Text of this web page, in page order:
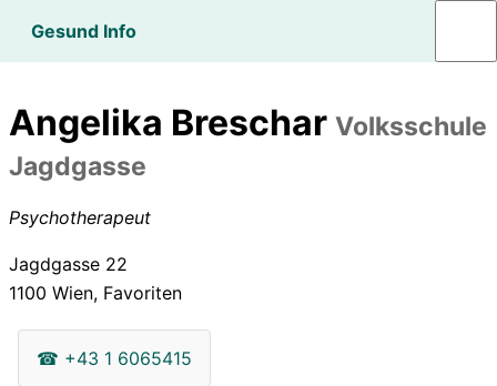
Gesund Info
Angelika Breschar Volksschule
Jagdgasse
Psychotherapeut
Jagdgasse 22
1100 Wien, Favoriten
☎ +43 1 6065415